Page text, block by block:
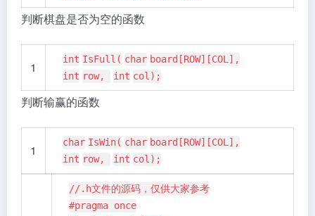
判断棋盘是否为空的函数
1 int IsFull( char board[ROW][COL],
int row, int col);
判断输赢的函数
1 char IsWin( char board[ROW][COL],
int row, int col);
//.h文件的源码，仅供大家参考
#pragma once